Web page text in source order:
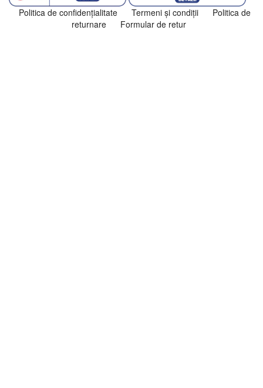
Politica de confidenţialitate Termeni şi condiţii
Politica de
returnare
Formular de retur